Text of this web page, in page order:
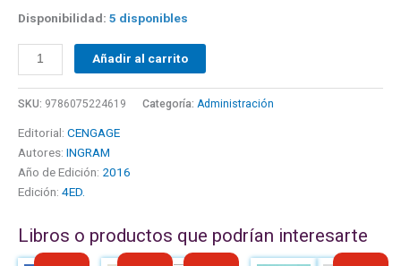
Disponibilidad: 5 disponibles
Añadir al carrito
SKU: 9786075224619 Categoría: Administración
Editorial: CENGAGE
Autores: INGRAM
Año de Edición: 2016
Edición: 4ED.
Libros o productos que podrían interesarte